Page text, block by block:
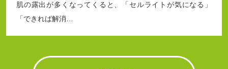
肌の露出が多くなってくると、「セルライトが気になる」
「できれば解消…